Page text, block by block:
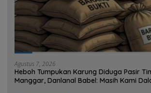
Agustus 7, 2026
Heboh Tumpukan Karung Diduga Pasir
Manggar, Danlanal Babel: Masih Kami